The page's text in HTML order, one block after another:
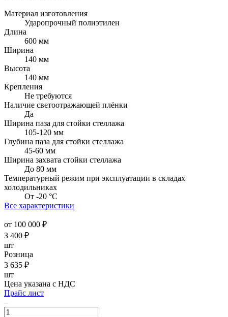
Материал изготовления
Ударопрочный полиэтилен
Длина
600 мм
Ширина
140 мм
Высота
140 мм
Крепления
Не требуются
Наличие светоотражающей плёнки
Да
Ширина паза для стойки стеллажа
105-120 мм
Глубина паза для стойки стеллажа
45-60 мм
Ширина захвата стойки стеллажа
До 80 мм
Температурный режим при эксплуатации в складах
холодильниках
От -20 °С
Все характеристики
от 100 000 ₽
3 400 ₽
шт
Розница
3 635 ₽
шт
Цена указана с НДС
Прайс лист
–